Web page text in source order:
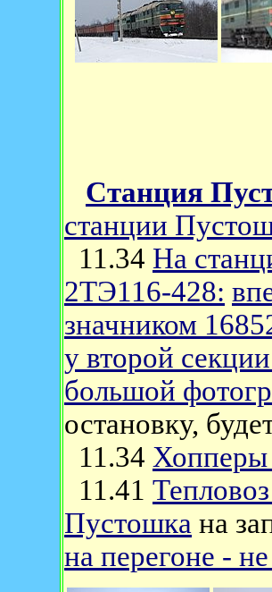
Станция
станции
11.34 На
2ТЭ116-428:
значником
у второй
большой
остановку,
11.34 Хопперы
11.41
Пустошка на
на перегоне -